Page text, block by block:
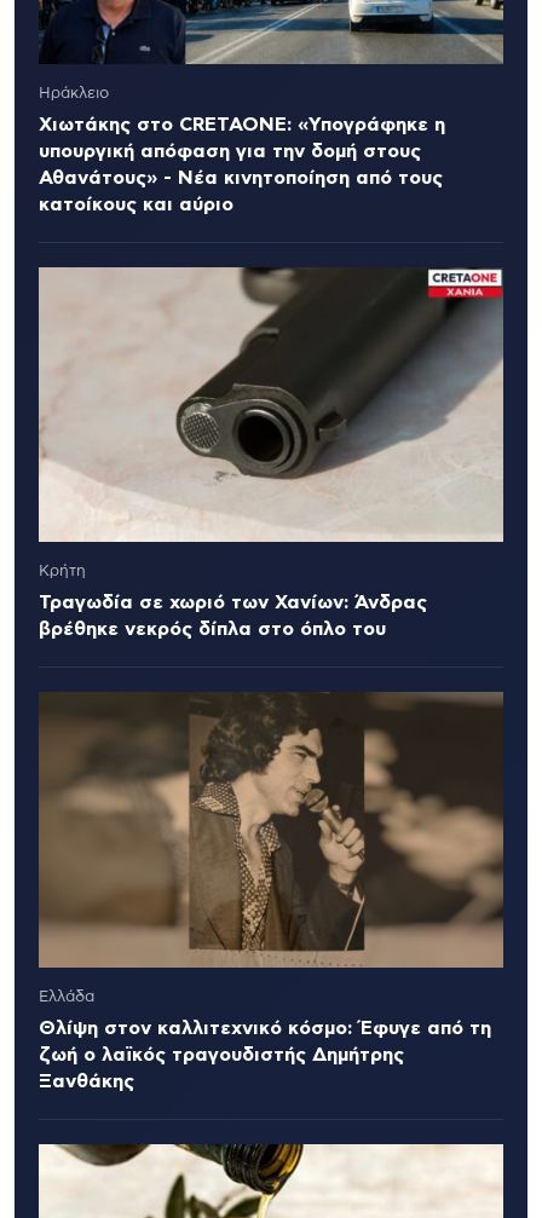
Ηράκλειο
Χιωτάκης στο CRETAONE: «Υπογράφηκε η
υπουργική απόφαση για την δομή στους
Αθανάτους» - Νέα κινητοποίηση από τους
κατοίκους και αύριο
Κρήτη
Τραγωδία σε χωριό των Χανίων: Άνδρας
βρέθηκε νεκρός δίπλα στο όπλο του
Ελλάδα
Θλίψη στον καλλιτεχνικό κόσμο: Έφυγε από τη
ζωή ο λαϊκός τραγουδιστής Δημήτρης
Ξανθάκης